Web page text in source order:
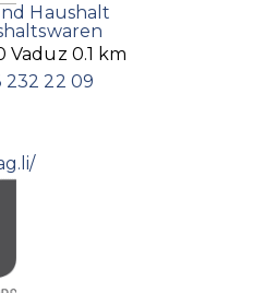
Haushalt
Vaduz 0.1 km
232 22 09